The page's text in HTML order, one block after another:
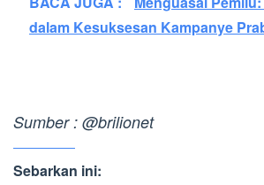
dalam Kesuksesan Kampanye
Sumber : @brilionet
Sebarkan ini: